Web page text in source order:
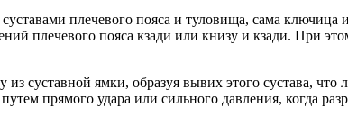
плечевого пояса и туловища, сама ключица
плечевого пояса кзади или книзу и кзади. При
суставной ямки, образуя вывих этого сустава, что
прямого удара или сильного давления, когда